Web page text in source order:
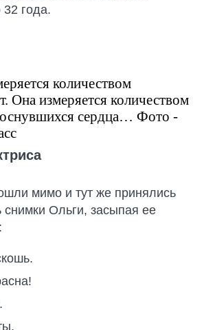
года.
количеством
Она измеряется количеством
сердца… Фото -
мимо и тут же принялись
снимки Ольги, засыпая ее